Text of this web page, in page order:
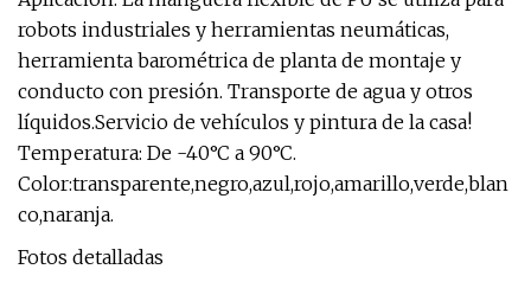
robots industriales y herramientas neumáticas,
herramienta barométrica de planta de montaje y
conducto con presión. Transporte de agua y otros
líquidos.Servicio de vehículos y pintura de la casa!
Temperatura: De -40°C a 90°C.
Color:transparente,negro,azul,rojo,amarillo,verde,blan
co,naranja.
Fotos detalladas